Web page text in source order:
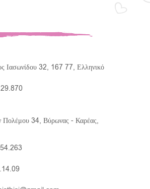
Ιασωνίδου 32, 167 77, Ελληνικό
Πολέμου 34, Βύρωνας - Καρέας,